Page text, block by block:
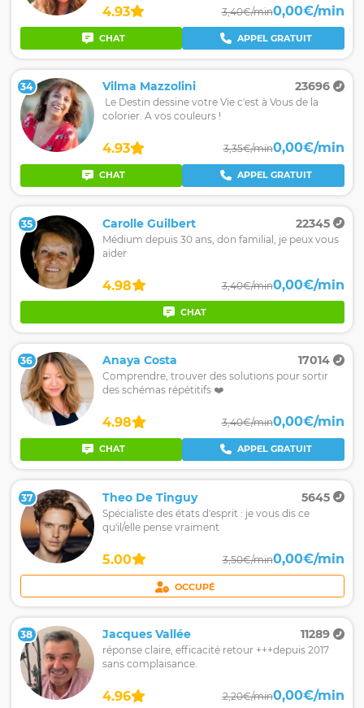
4.93 3,40€/min0,00€/min
CHAT APPEL GRATUIT
34 Vilma Mazzolini 23696
Le Destin dessine votre Vie c'est à Vous de la
colorier. A vos couleurs !
4.93 3,35€/min0,00€/min
CHAT APPEL GRATUIT
35 Carolle Guilbert 22345
Médium depuis 30 ans, don familial, je peux vous
aider
4.98 3,40€/min0,00€/min
CHAT
36 Anaya Costa 17014
Comprendre, trouver des solutions pour sortir
des schémas répétitifs ❤️
4.98 3,40€/min0,00€/min
CHAT APPEL GRATUIT
37 Theo De Tinguy 5645
Spécialiste des états d'esprit : je vous dis ce
qu'il/elle pense vraiment
5.00 3,50€/min0,00€/min
OCCUPÉ
38 Jacques Vallée 11289
réponse claire, efficacité retour +++depuis 2017
sans complaisance.
4.96 2,20€/min0,00€/min